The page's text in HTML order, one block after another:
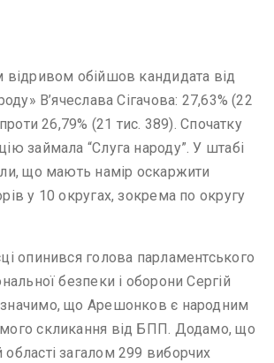
відривом обійшов кандидата від
В’ячеслава Сігачова: 27,63% (22
26,79% (21 тис. 389). Спочатку
займала “Слуга народу”. У штабі
що мають намір оскаржити
у 10 округах, зокрема по округу
опинився голова парламентського
безпеки і оборони Сергій
що Арешонков є народним
скликання від БПП. Додамо, що
загалом 299 виборчих